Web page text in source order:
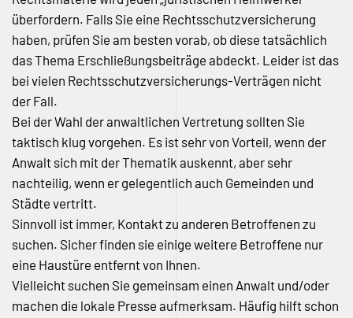
überfordern. Falls Sie eine Rechtsschutzversicherung
haben, prüfen Sie am besten vorab, ob diese tatsächlich
das Thema Erschließungsbeiträge abdeckt. Leider ist das
bei vielen Rechtsschutzversicherungs-Verträgen nicht
der Fall.
Bei der Wahl der anwaltlichen Vertretung sollten Sie
taktisch klug vorgehen. Es ist sehr von Vorteil, wenn der
Anwalt sich mit der Thematik auskennt, aber sehr
nachteilig, wenn er gelegentlich auch Gemeinden und
Städte vertritt.
Sinnvoll ist immer, Kontakt zu anderen Betroffenen zu
suchen. Sicher finden sie einige weitere Betroffene nur
eine Haustüre entfernt von Ihnen.
Vielleicht suchen Sie gemeinsam einen Anwalt und/oder
machen die lokale Presse aufmerksam. Häufig hilft schon